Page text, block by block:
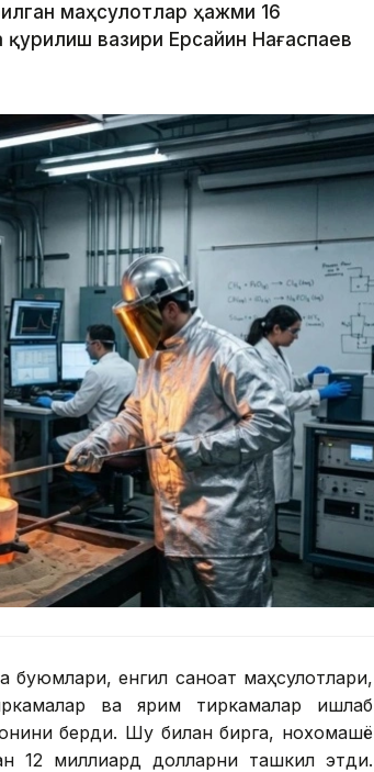
маҳсулотлар ҳажми 16
қурилиш вазири Ерсайин Нағаспаев
буюмлари, енгил саноат маҳсулотлари,
ва ярим тиркамалар ишлаб
берди. Шу билан бирга, нохомашё
12 миллиард долларни ташкил этди.